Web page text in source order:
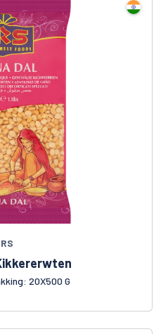
20X500 G